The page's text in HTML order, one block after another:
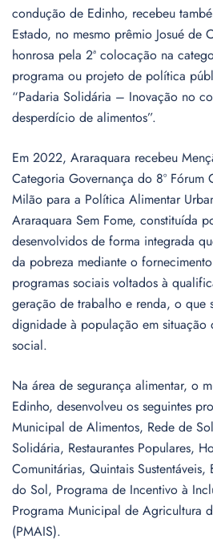
condução de Edinho, recebeu
Estado, no mesmo prêmio Josué de
honrosa pela 2ª colocação na
programa ou projeto de política
“Padaria Solidária – Inovação no
desperdício de alimentos”.
Em 2022, Araraquara recebeu
Categoria Governança do 8º
Milão para a Política Alimentar
Araraquara Sem Fome, constituída
desenvolvidos de forma integrada
da pobreza mediante o
programas sociais voltados à
geração de trabalho e renda, o que
dignidade à população em situação
social.
Na área de segurança alimentar, o
Edinho, desenvolveu os seguintes
Municipal de Alimentos, Rede de
Solidária, Restaurantes Populares,
Comunitárias, Quintais
do Sol, Programa de Incentivo à
Programa Municipal de Agricultura
(PMAIS).